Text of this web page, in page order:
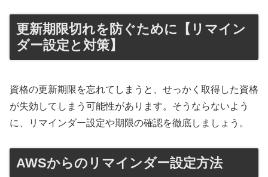
更新期限切れを防ぐために【リマイン
ダー設定と対策】
資格の更新期限を忘れてしまうと、せっかく取得した資格
が失効してしまう可能性があります。そうならないよう
に、リマインダー設定や期限の確認を徹底しましょう。
AWSからのリマインダー設定方法